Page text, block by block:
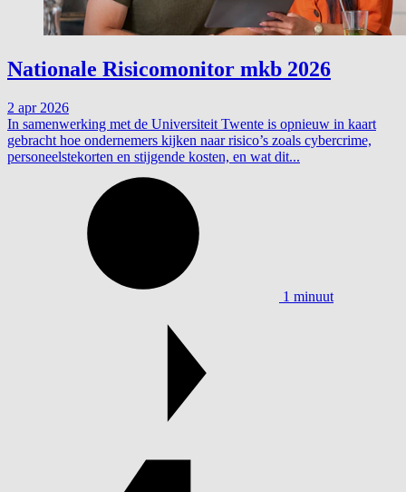
Nationale Risicomonitor mkb 2026
2 apr 2026
In samenwerking met de Universiteit Twente is opnieuw in kaart
gebracht hoe ondernemers kijken naar risico’s zoals cybercrime,
personeelstekorten en stijgende kosten, en wat dit...
1 minuut